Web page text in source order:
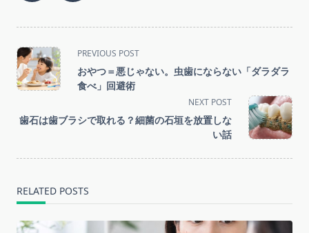
<span
class="nav-
subtitle
reader-
PREVIOUS POST
おやつ＝悪じゃない。虫歯にならない「ダラダラ
食べ」回避術
NEXT POST
歯石は歯ブラシで取れる？細菌の石垣を放置しな
い話
RELATED POSTS